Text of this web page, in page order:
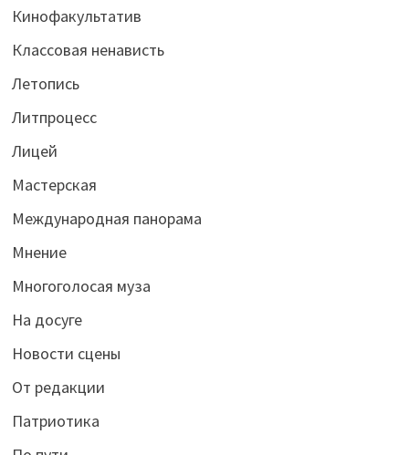
Кинофакультатив
Классовая ненависть
Летопись
Литпроцесс
Лицей
Мастерская
Международная панорама
Мнение
Многоголосая муза
На досуге
Новости сцены
От редакции
Патриотика